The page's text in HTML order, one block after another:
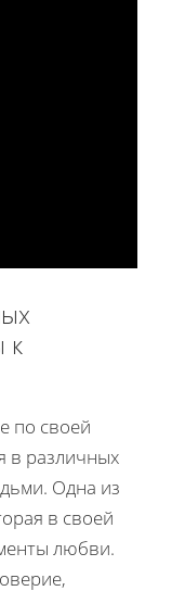
к
по своей
в различных
Одна из
в своей
любви.